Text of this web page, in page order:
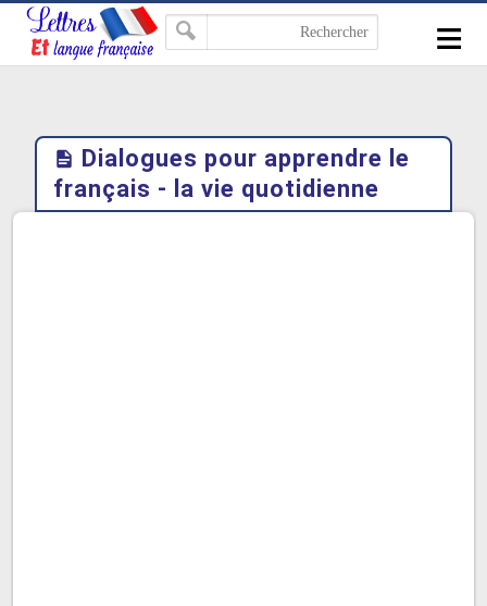
≡
Dialogues pour apprendre le
français - la vie quotidienne